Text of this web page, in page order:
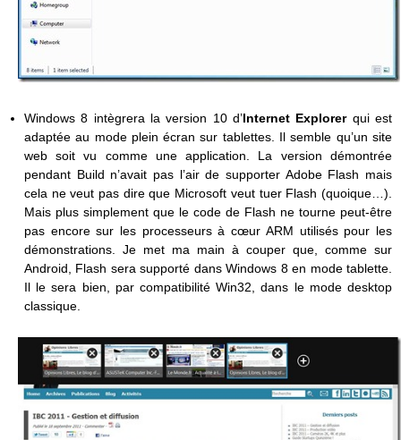
Windows 8 intègrera la version 10 d’Internet Explorer qui est
adaptée au mode plein écran sur tablettes. Il semble qu’un site
web soit vu comme une application. La version démontrée
pendant Build n’avait pas l’air de supporter Adobe Flash mais
cela ne veut pas dire que Microsoft veut tuer Flash (quoique…).
Mais plus simplement que le code de Flash ne tourne peut-être
pas encore sur les processeurs à cœur ARM utilisés pour les
démonstrations. Je met ma main à couper que, comme sur
Android, Flash sera supporté dans Windows 8 en mode tablette.
Il le sera bien, par compatibilité Win32, dans le mode desktop
classique.